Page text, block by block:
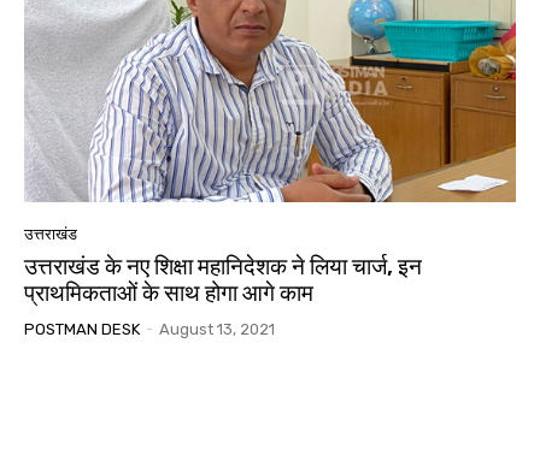
उत्तराखंड
उत्तराखंड के नए शिक्षा महानिदेशक ने लिया चार्ज, इन
प्राथमिकताओं के साथ होगा आगे काम
POSTMAN DESK - August 13, 2021